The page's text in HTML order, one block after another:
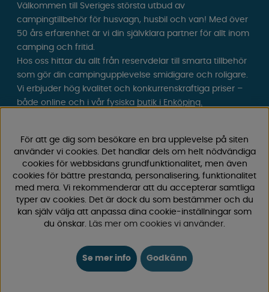
Välkommen till Sveriges största utbud av
campingtillbehör för husvagn, husbil och van! Med över
50 års erfarenhet är vi din självklara partner för allt inom
camping och fritid.
Hos oss hittar du allt från reservdelar till smarta tillbehör
som gör din campingupplevelse smidigare och roligare.
Vi erbjuder hög kvalitet och konkurrenskraftiga priser –
både online och i vår fysiska butik i Enköping.
nyheter och exklusiva erbjudanden. Campinglivet börjar
För att ge dig som besökare en bra upplevelse på siten
använder vi cookies. Det handlar dels om helt nödvändiga
cookies för webbsidans grundfunktionalitet, men även
cookies för bättre prestanda, personalisering, funktionalitet
med mera. Vi rekommenderar att du accepterar samtliga
typer av cookies. Det är dock du som bestämmer och du
kan själv välja att anpassa dina cookie-inställningar som
du önskar. Läs mer om cookies vi använder.
Se mer info Godkänn